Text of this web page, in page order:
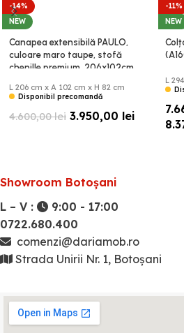
-14%
NEW
Canapea extensibilă PAULO,
culoare maro taupe, stofă
chenille premium, 206x102cm
L 206 cm x A 102 cm x H 82 cm
Disponibil precomandă
4.600,00lei 3.950,00 lei
-11%
NEW
L
Showroom Botoșani
L – V :
9:00 - 17:00
0722.680.400
comenzi@dariamob.ro
Strada Unirii Nr. 1, Botoșani